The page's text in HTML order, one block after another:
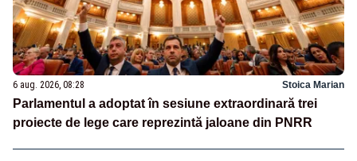
6 aug. 2026, 08:28 Stoica Marian
Parlamentul a adoptat în sesiune extraordinară trei
proiecte de lege care reprezintă jaloane din PNRR